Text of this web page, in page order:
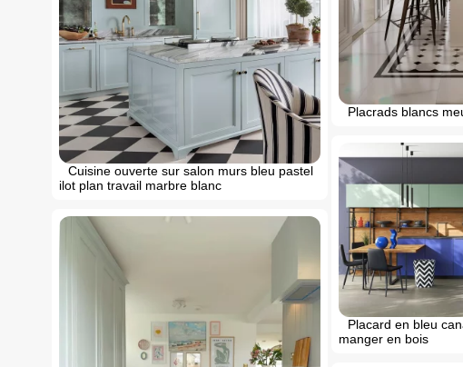
Placrads blancs
Cuisine ouverte sur salon murs bleu pastel
ilot plan travail marbre blanc
Placard en bleu
manger en bois